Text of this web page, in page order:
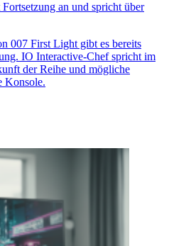
an und spricht über
007 First Light gibt es bereits
IO Interactive-Chef spricht im
der Reihe und mögliche
Konsole.